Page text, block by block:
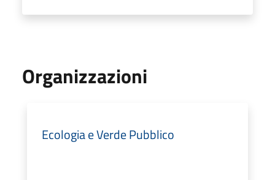
Organizzazioni
Ecologia e Verde Pubblico